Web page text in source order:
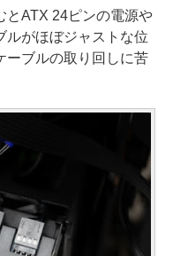
ATX 24ピンの電源や
ルがほぼジャストな位
ーブルの取り回しに苦